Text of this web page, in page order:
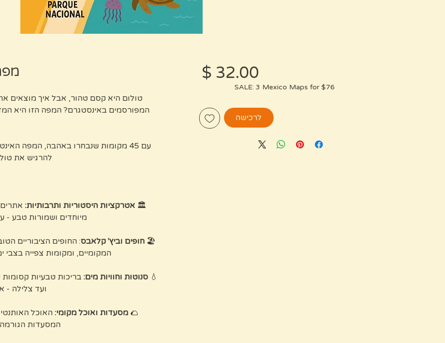
טולום היא קסם טהור, אבל איך מוצאים
המפורסמים באינסטגרם? המפה הזו היא
עם 45 מקומות שנבחרו באהבה, המפה
להרגיש את
🏛️ אטרקציות היסטוריות ותרבותיות: אתרים
מיוחדים ושמורות טבע -
🏖️ חופים וביץ' קלאבס: החופים הציבוריים
המקומיים, ומקומות צפייה בצבי
💧 סנוטות וחוויות מים: בריכות טבעיות
ועד צלילה -
🌮 מסעדות ואוכל מקומי: האוכל
המסעדות
SALE: 3 Mexico Maps for $76
לרכישה